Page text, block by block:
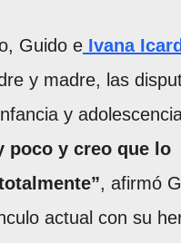
Guido e Ivana
y madre, las
y
poco y creo que lo
, afirmó
actual con su